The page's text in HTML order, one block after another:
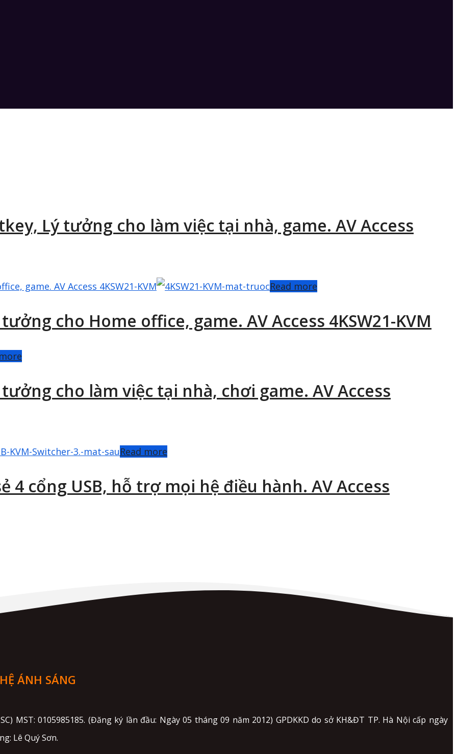
Lý tưởng cho làm việc tại nhà, game. AV Access
Read more
cho Home office, game. AV Access 4KSW21-KVM
cho làm việc tại nhà, chơi game. AV Access
Read more
4 cổng USB, hỗ trợ mọi hệ điều hành. AV Access
ÁNH SÁNG
MST: 0105985185. (Đăng ký lần đầu: Ngày 05 tháng 09 năm 2012) GPDKKD do sở KH&ĐT TP. Hà Nội cấp ngày
Lê Quý Sơn.